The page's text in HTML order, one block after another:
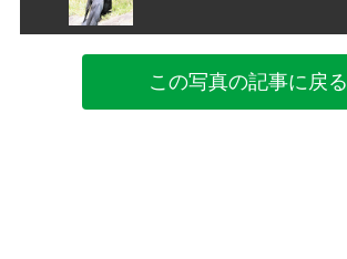
この写真の記事に戻る